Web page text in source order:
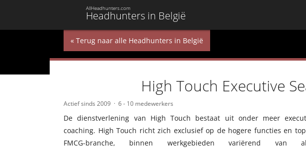
Headhunters in België
AllHeadhunters.com
« Terug naar alle Headhunters in België
High Touch Executive
Actief sinds 2009 6 - 10 medewerkers
De dienstverlening van High Touch bestaat uit onder meer
coaching. High Touch richt zich exclusief op de hogere functies en
FMCG-branche, binnen werkgebieden variërend van